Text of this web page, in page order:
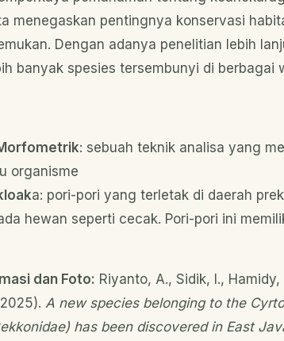
menegaskan pentingnya konservasi
Dengan adanya penelitian lebih
banyak spesies tersembunyi di berbagai
: sebuah teknik analisa yang
organisme
a: pori-pori yang terletak di daerah
hewan seperti cecak. Pori-pori ini
dan Foto: Riyanto, A., Sidik, I., Hamidy,
A new species belonging to the
has been discovered in East